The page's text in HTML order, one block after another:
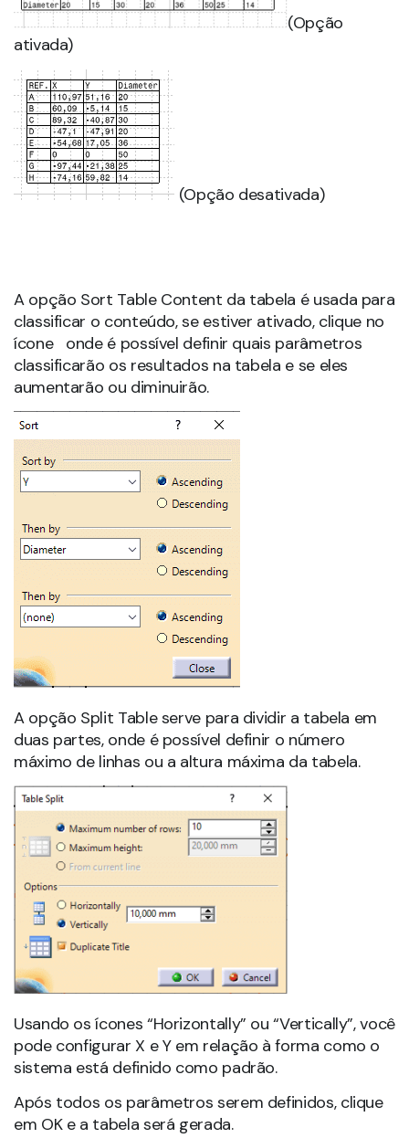
(Opção
ativada)
(Opção desativada)
A opção Sort Table Content da tabela é usada para
classificar o conteúdo, se estiver ativado, clique no
ícone onde é possível definir quais parâmetros
classificarão os resultados na tabela e se eles
aumentarão ou diminuirão.
A opção Split Table serve para dividir a tabela em
duas partes, onde é possível definir o número
máximo de linhas ou a altura máxima da tabela.
Usando os ícones “Horizontally” ou “Vertically”, você
pode configurar X e Y em relação à forma como o
sistema está definido como padrão.
Após todos os parâmetros serem definidos, clique
em OK e a tabela será gerada.